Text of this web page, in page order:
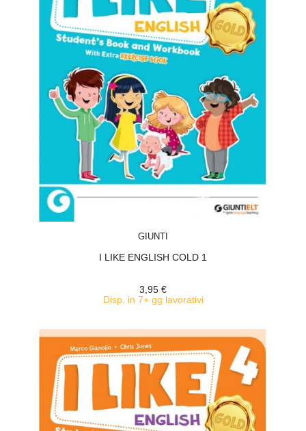
GIUNTI
I LIKE ENGLISH COLD 1
3,95 €
Disp. in 7+ gg lavorativi